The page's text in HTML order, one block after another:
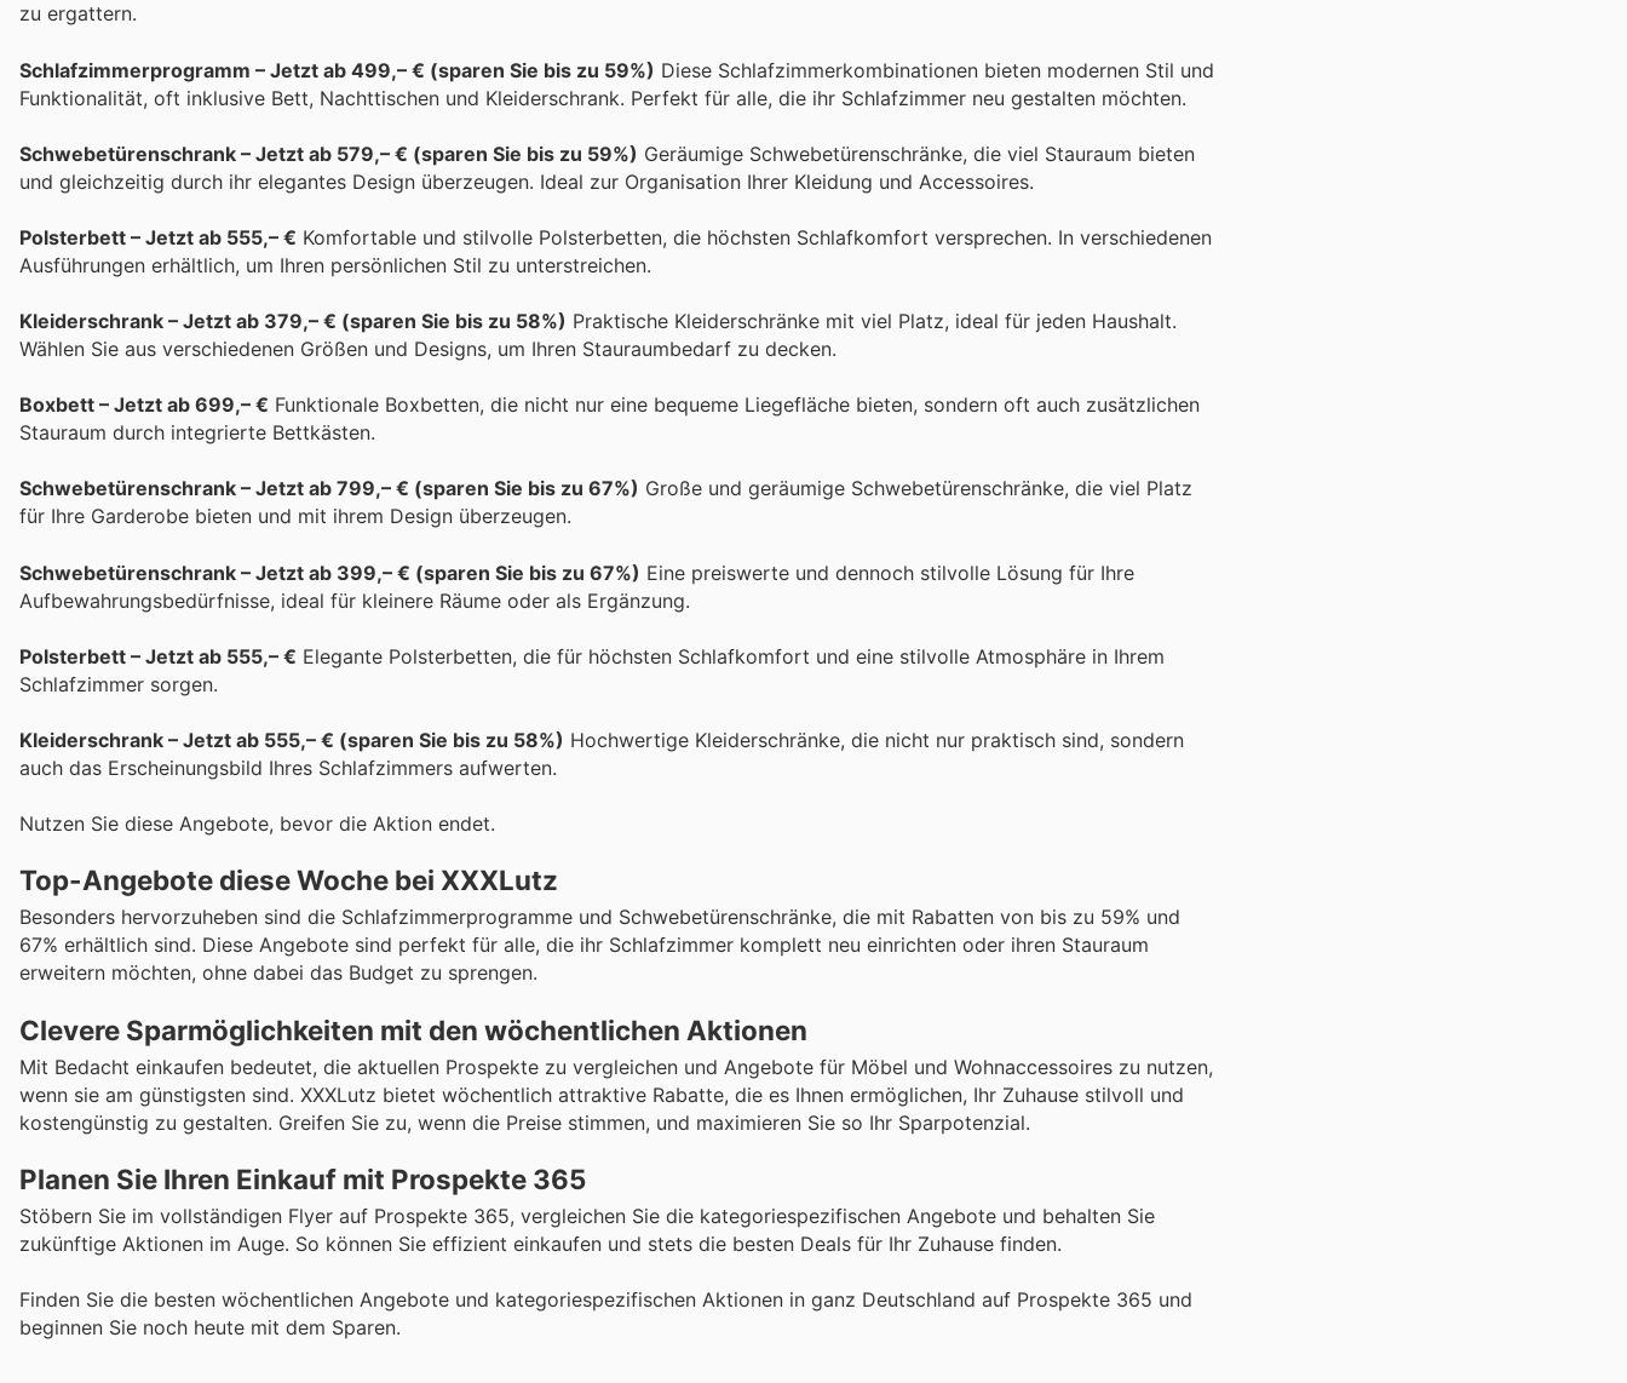
zu ergattern.
Schlafzimmerprogramm – Jetzt ab 499,– € (sparen Sie bis zu 59%) Diese Schlafzimmerkombinationen bieten modernen Stil und
Funktionalität, oft inklusive Bett, Nachttischen und Kleiderschrank. Perfekt für alle, die ihr Schlafzimmer neu gestalten möchten.
Schwebetürenschrank – Jetzt ab 579,– € (sparen Sie bis zu 59%) Geräumige Schwebetürenschränke, die viel Stauraum bieten
und gleichzeitig durch ihr elegantes Design überzeugen. Ideal zur Organisation Ihrer Kleidung und Accessoires.
Polsterbett – Jetzt ab 555,– € Komfortable und stilvolle Polsterbetten, die höchsten Schlafkomfort versprechen. In verschiedenen
Ausführungen erhältlich, um Ihren persönlichen Stil zu unterstreichen.
Kleiderschrank – Jetzt ab 379,– € (sparen Sie bis zu 58%) Praktische Kleiderschränke mit viel Platz, ideal für jeden Haushalt.
Wählen Sie aus verschiedenen Größen und Designs, um Ihren Stauraumbedarf zu decken.
Boxbett – Jetzt ab 699,– € Funktionale Boxbetten, die nicht nur eine bequeme Liegefläche bieten, sondern oft auch zusätzlichen
Stauraum durch integrierte Bettkästen.
Schwebetürenschrank – Jetzt ab 799,– € (sparen Sie bis zu 67%) Große und geräumige Schwebetürenschränke, die viel Platz
für Ihre Garderobe bieten und mit ihrem Design überzeugen.
Schwebetürenschrank – Jetzt ab 399,– € (sparen Sie bis zu 67%) Eine preiswerte und dennoch stilvolle Lösung für Ihre
Aufbewahrungsbedürfnisse, ideal für kleinere Räume oder als Ergänzung.
Polsterbett – Jetzt ab 555,– € Elegante Polsterbetten, die für höchsten Schlafkomfort und eine stilvolle Atmosphäre in Ihrem
Schlafzimmer sorgen.
Kleiderschrank – Jetzt ab 555,– € (sparen Sie bis zu 58%) Hochwertige Kleiderschränke, die nicht nur praktisch sind, sondern
auch das Erscheinungsbild Ihres Schlafzimmers aufwerten.
Nutzen Sie diese Angebote, bevor die Aktion endet.
Top-Angebote diese Woche bei XXXLutz
Besonders hervorzuheben sind die Schlafzimmerprogramme und Schwebetürenschränke, die mit Rabatten von bis zu 59% und
67% erhältlich sind. Diese Angebote sind perfekt für alle, die ihr Schlafzimmer komplett neu einrichten oder ihren Stauraum
erweitern möchten, ohne dabei das Budget zu sprengen.
Clevere Sparmöglichkeiten mit den wöchentlichen Aktionen
Mit Bedacht einkaufen bedeutet, die aktuellen Prospekte zu vergleichen und Angebote für Möbel und Wohnaccessoires zu nutzen,
wenn sie am günstigsten sind. XXXLutz bietet wöchentlich attraktive Rabatte, die es Ihnen ermöglichen, Ihr Zuhause stilvoll und
kostengünstig zu gestalten. Greifen Sie zu, wenn die Preise stimmen, und maximieren Sie so Ihr Sparpotenzial.
Planen Sie Ihren Einkauf mit Prospekte 365
Stöbern Sie im vollständigen Flyer auf Prospekte 365, vergleichen Sie die kategoriespezifischen Angebote und behalten Sie
zukünftige Aktionen im Auge. So können Sie effizient einkaufen und stets die besten Deals für Ihr Zuhause finden.
Finden Sie die besten wöchentlichen Angebote und kategoriespezifischen Aktionen in ganz Deutschland auf Prospekte 365 und
beginnen Sie noch heute mit dem Sparen.